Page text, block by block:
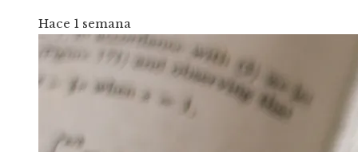
Hace 1 semana